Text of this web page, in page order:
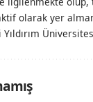
olarak yer